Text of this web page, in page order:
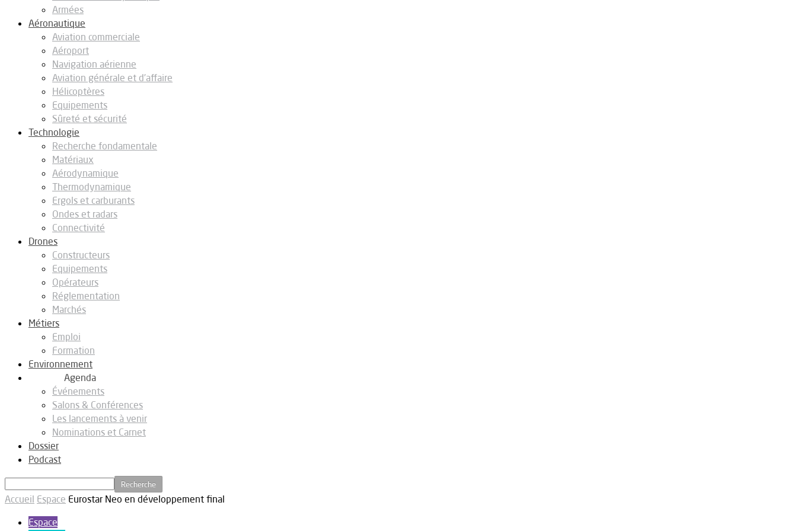
Armées
Aéronautique
Aviation commerciale
Aéroport
Navigation aérienne
Aviation générale et d’affaire
Hélicoptères
Equipements
Sûreté et sécurité
Technologie
Recherche fondamentale
Matériaux
Aérodynamique
Thermodynamique
Ergols et carburants
Ondes et radars
Connectivité
Drones
Constructeurs
Equipements
Opérateurs
Réglementation
Marchés
Métiers
Emploi
Formation
Environnement
Agenda
Événements
Salons & Conférences
Les lancements à venir
Nominations et Carnet
Dossier
Podcast
Accueil Espace Eurostar Neo en développement final
Espace